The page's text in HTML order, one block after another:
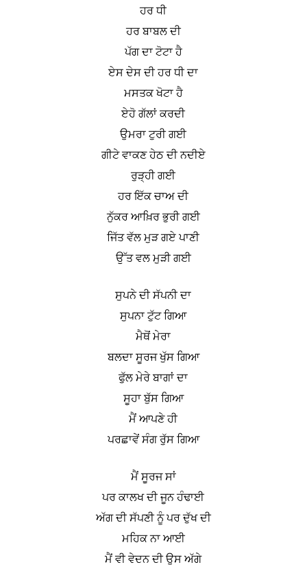
ਹਰ ਧੀ
ਹਰ ਬਾਬਲ ਦੀ
ਪੱਗ ਦਾ ਟੋਟਾ ਹੈ
ਏਸ ਦੇਸ ਦੀ ਹਰ ਧੀ ਦਾ
ਮਸਤਕ ਖੋਟਾ ਹੈ
ਏਹੋ ਗੱਲਾਂ ਕਰਦੀ
ਉਮਰਾ ਟੁਰੀ ਗਈ
ਗੀਟੇ ਵਾਕਣ ਹੇਠ ਦੀ ਨਦੀਏ
ਰੁੜ੍ਹੀ ਗਈ
ਹਰ ਇੱਕ ਚਾਅ ਦੀ
ਨੁੱਕਰ ਆਖ਼ਿਰ ਭੁਰੀ ਗਈ
ਜਿੱਤ ਵੱਲ ਮੁੜ ਗਏ ਪਾਣੀ
ਉੱਤ ਵਲ ਮੁੜੀ ਗਈ
ਸੁਪਨੇ ਦੀ ਸੱਪਨੀ ਦਾ
ਸੁਪਨਾ ਟੁੱਟ ਗਿਆ
ਮੈਥੋਂ ਮੇਰਾ
ਬਲਦਾ ਸੂਰਜ ਖੁੱਸ ਗਿਆ
ਫੁੱਲ ਮੇਰੇ ਬਾਗਾਂ ਦਾ
ਸੂਹਾ ਬੁੱਸ ਗਿਆ
ਮੈਂ ਆਪਣੇ ਹੀ
ਪਰਛਾਵੇਂ ਸੰਗ ਰੁੱਸ ਗਿਆ
ਮੈਂ ਸੂਰਜ ਸਾਂ
ਪਰ ਕਾਲਖ ਦੀ ਜੂਨ ਹੰਢਾਈ
ਅੱਗ ਦੀ ਸੱਪਣੀ ਨੂੰ ਪਰ ਦੁੱਖ ਦੀ
ਮਹਿਕ ਨਾ ਆਈ
ਮੈਂ ਵੀ ਵੇਦਨ ਦੀ ਉਸ ਅੱਗੇ